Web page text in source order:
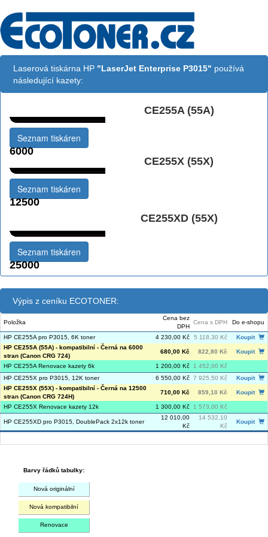
Laserová tiskárna HP "LaserJet Enterprise P3015" používá
následující kazety:
CE255A (55A)
6000
Seznam tiskáren
CE255X (55X)
12500
Seznam tiskáren
CE255XD (55X)
25000
Seznam tiskáren
Výpis z ceníku ECOTONER:
Položka
Cena bez
DPH
Cena s DPH Do e-shopu
HP CE255A pro P3015, 6K toner 4 230,00 Kč 5 118,30 Kč
Koupit
HP CE255A (55A) - kompatibilní - Černá na 6000
stran (Canon CRG 724)
680,00 Kč 822,80 Kč Koupit
HP CE255A Renovace kazety 6k 1 200,00 Kč
1 452,00 Kč
HP CE255X pro P3015, 12K toner
6 550,00 Kč 7 925,50 Kč
Koupit
HP CE255X (55X) - kompatibilní - Černá na 12500
stran (Canon CRG 724H)
710,00 Kč 859,10 Kč Koupit
HP CE255X Renovace kazety 12k 1 300,00 Kč 1 573,00 Kč
HP CE255XD pro P3015, DoublePack 2x12k toner
12 010,00
Kč
14 532,10
Kč
Koupit
Barvy řádků tabulky:
Nová originální
Nová kompatibilní
Renovace